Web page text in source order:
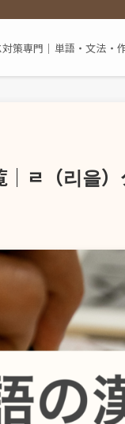
対策専門｜単語・文法・
ㄹ（리을